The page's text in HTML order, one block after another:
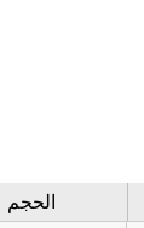
الحجم